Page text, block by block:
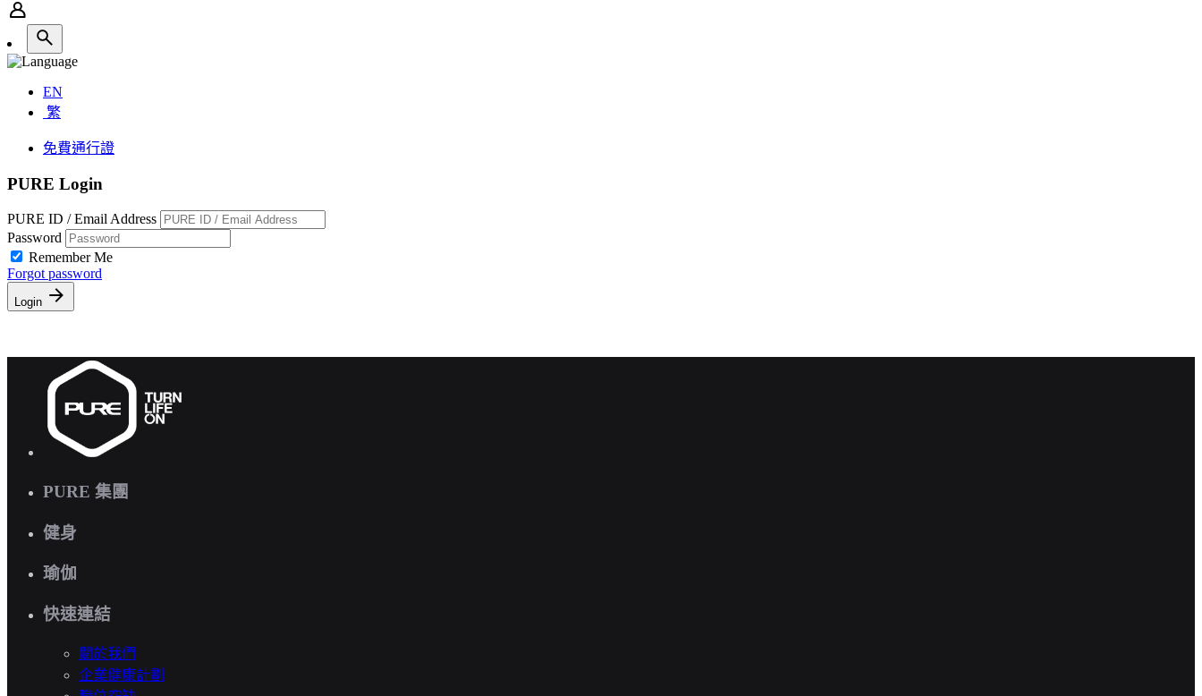
EN
繁
免費通行證
PURE Login
PURE ID / Email Address
Password
Remember Me
Forgot password
Login
PURE 集團
健身
瑜伽
快速連結
關於我們
企業健康計劃